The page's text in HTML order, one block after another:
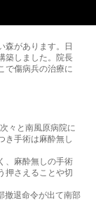
森があります。日
築しました。院長
で傷病兵の治療に
々と南風原病院に
き手術は麻酔無し
、麻酔無しの手術
押さえることや切
撤退命令が出て南部